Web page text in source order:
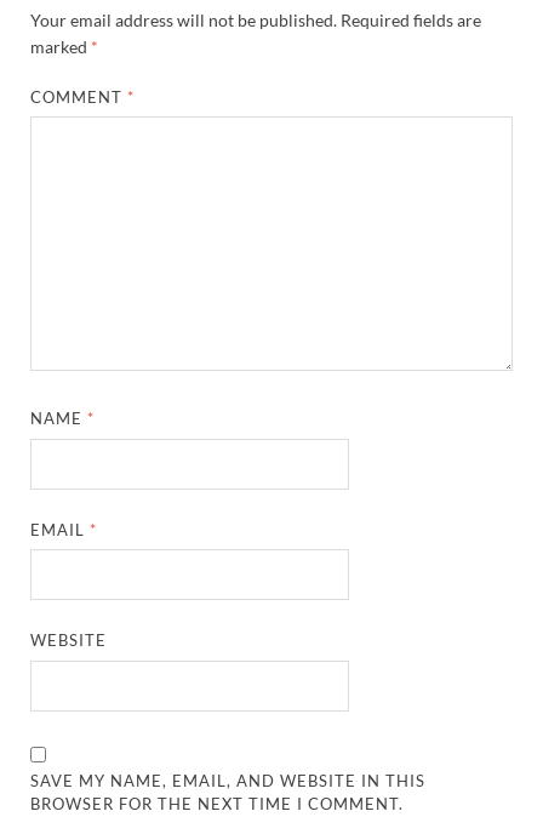
Your email address will not be published. Required fields are
marked *
COMMENT *
NAME *
EMAIL *
WEBSITE
SAVE MY NAME, EMAIL, AND WEBSITE IN THIS
BROWSER FOR THE NEXT TIME I COMMENT.